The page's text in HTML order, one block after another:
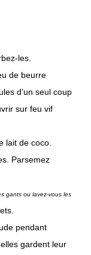
les.
de beurre
d’un seul coup
sur feu vif
lait de coco.
Parsemez
gants ou lavez-vous les
pendant
gardent leur